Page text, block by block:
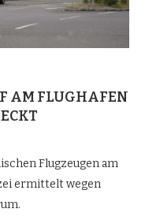
AM FLUGHAFEN
Flugzeugen am
ermittelt wegen